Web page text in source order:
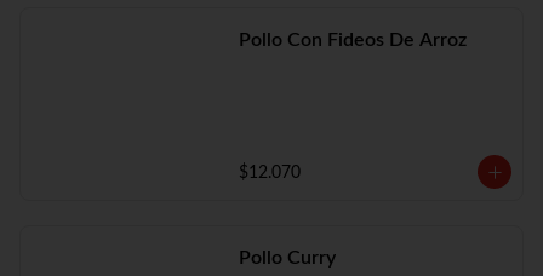
Pollo Con Fideos De Arroz
$12.070
Pollo Curry